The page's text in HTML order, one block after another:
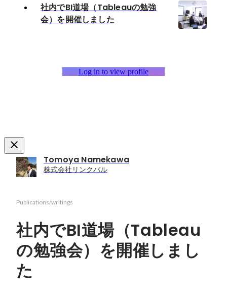
社内でBI道場（Tableauの勉強
会）を開催しました
Log in to view profile
Tomoya Namekawa
株式会社リンクバル
Publications/writings
社内でBI道場（Tableau
の勉強会）を開催しまし
た